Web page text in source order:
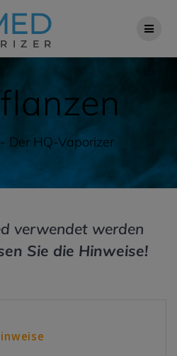
Inhalt
springen
Der HQ-Vaporizer
verwendet werden
Sie die Hinweise!